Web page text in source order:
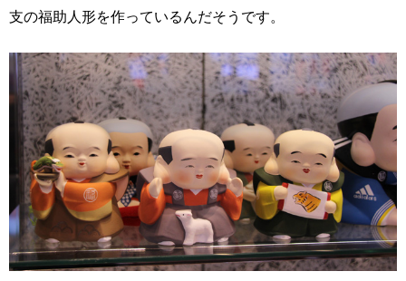
支の福助人形を作っているんだそうです。